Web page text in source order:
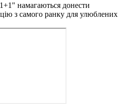
намагаються донести
з самого ранку для улюблених